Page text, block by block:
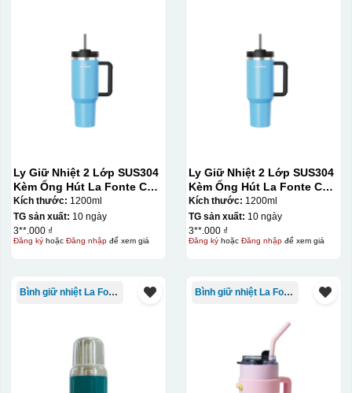
Ly Giữ Nhiệt 2 Lớp SUS304
Kèm Ống Hút La Fonte Có
Tay Cầm 1200ml
Kích thước: 1200ml
TG sản xuất: 10 ngày
3**.000 ₫
Đăng kýhoặc Đăng nhậpđể xem giá
Ly Giữ Nhiệt 2 Lớp SUS304
Kèm Ống Hút La Fonte Có
Tay Cầm 1200ml
Kích thước: 1200ml
TG sản xuất: 10 ngày
3**.000 ₫
Đăng kýhoặc Đăng nhậpđể xem giá
Bình giữ nhiệt La Fonte Bình giữ nhiệt La Fonte